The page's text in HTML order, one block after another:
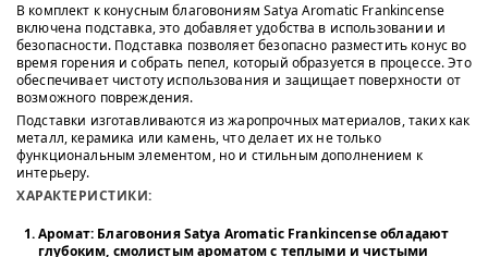
В комплект к конусным благовониям Satya Aromatic Frankincense
включена подставка, это добавляет удобства в использовании и
безопасности. Подставка позволяет безопасно разместить конус во
время горения и собрать пепел, который образуется в процессе. Это
обеспечивает чистоту использования и защищает поверхности от
возможного повреждения.
Подставки изготавливаются из жаропрочных материалов, таких как
металл, керамика или камень, что делает их не только
функциональным элементом, но и стильным дополнением к
интерьеру.
ХАРАКТЕРИСТИКИ:
Аромат: Благовония Satya Aromatic Frankincense обладают
глубоким, смолистым ароматом с теплыми и чистыми